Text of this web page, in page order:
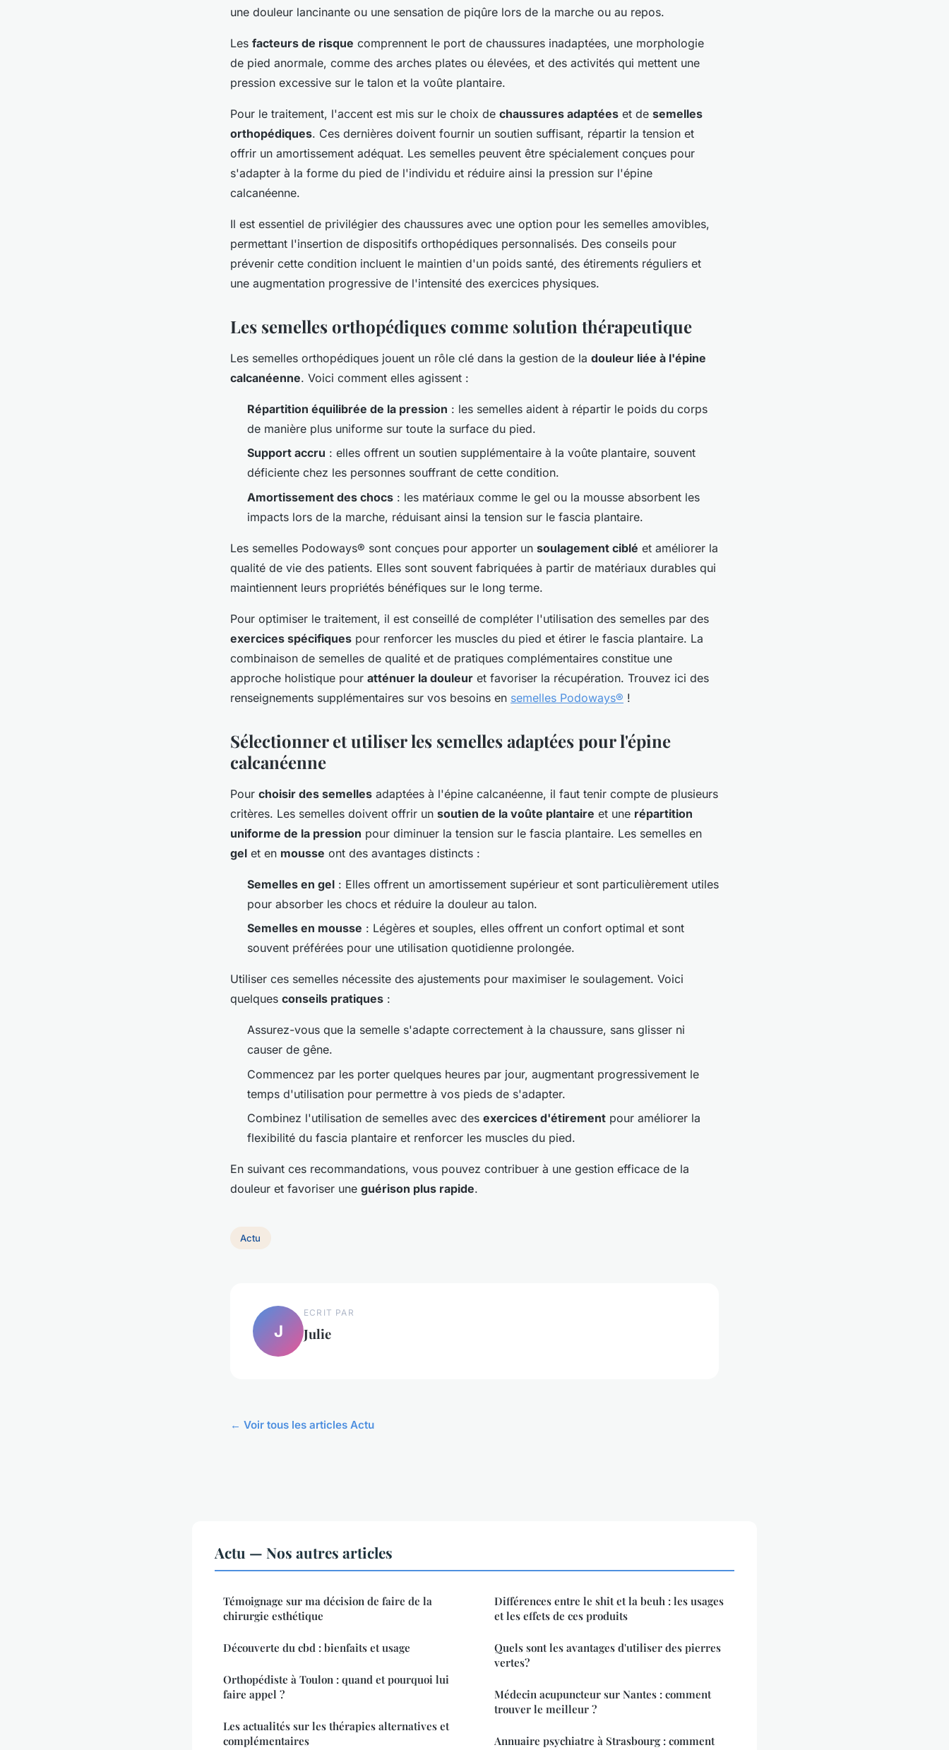
une douleur lancinante ou une sensation de piqûre lors de la marche ou au repos.
Les facteurs de risque comprennent le port de chaussures inadaptées, une morphologie
de pied anormale, comme des arches plates ou élevées, et des activités qui mettent une
pression excessive sur le talon et la voûte plantaire.
Pour le traitement, l'accent est mis sur le choix de chaussures adaptées et de semelles
orthopédiques. Ces dernières doivent fournir un soutien suffisant, répartir la tension et
offrir un amortissement adéquat. Les semelles peuvent être spécialement conçues pour
s'adapter à la forme du pied de l'individu et réduire ainsi la pression sur l'épine
calcanéenne.
Il est essentiel de privilégier des chaussures avec une option pour les semelles amovibles,
permettant l'insertion de dispositifs orthopédiques personnalisés. Des conseils pour
prévenir cette condition incluent le maintien d'un poids santé, des étirements réguliers et
une augmentation progressive de l'intensité des exercices physiques.
Les semelles orthopédiques comme solution thérapeutique
Les semelles orthopédiques jouent un rôle clé dans la gestion de la douleur liée à l'épine
calcanéenne. Voici comment elles agissent :
Répartition équilibrée de la pression : les semelles aident à répartir le poids du corps
de manière plus uniforme sur toute la surface du pied.
Support accru : elles offrent un soutien supplémentaire à la voûte plantaire, souvent
déficiente chez les personnes souffrant de cette condition.
Amortissement des chocs : les matériaux comme le gel ou la mousse absorbent les
impacts lors de la marche, réduisant ainsi la tension sur le fascia plantaire.
Les semelles Podoways® sont conçues pour apporter un soulagement ciblé et améliorer la
qualité de vie des patients. Elles sont souvent fabriquées à partir de matériaux durables qui
maintiennent leurs propriétés bénéfiques sur le long terme.
Pour optimiser le traitement, il est conseillé de compléter l'utilisation des semelles par des
exercices spécifiques pour renforcer les muscles du pied et étirer le fascia plantaire. La
combinaison de semelles de qualité et de pratiques complémentaires constitue une
approche holistique pour atténuer la douleur et favoriser la récupération. Trouvez ici des
renseignements supplémentaires sur vos besoins en semelles Podoways® !
Sélectionner et utiliser les semelles adaptées pour l'épine
calcanéenne
Pour choisir des semelles adaptées à l'épine calcanéenne, il faut tenir compte de plusieurs
critères. Les semelles doivent offrir un soutien de la voûte plantaire et une répartition
uniforme de la pression pour diminuer la tension sur le fascia plantaire. Les semelles en
gel et en mousse ont des avantages distincts :
Semelles en gel : Elles offrent un amortissement supérieur et sont particulièrement utiles
pour absorber les chocs et réduire la douleur au talon.
Semelles en mousse : Légères et souples, elles offrent un confort optimal et sont
souvent préférées pour une utilisation quotidienne prolongée.
Utiliser ces semelles nécessite des ajustements pour maximiser le soulagement. Voici
quelques conseils pratiques :
Assurez-vous que la semelle s'adapte correctement à la chaussure, sans glisser ni
causer de gêne.
Commencez par les porter quelques heures par jour, augmentant progressivement le
temps d'utilisation pour permettre à vos pieds de s'adapter.
Combinez l'utilisation de semelles avec des exercices d'étirement pour améliorer la
flexibilité du fascia plantaire et renforcer les muscles du pied.
En suivant ces recommandations, vous pouvez contribuer à une gestion efficace de la
douleur et favoriser une guérison plus rapide.
Actu
J
ECRIT PAR
Julie
← Voir tous les articles Actu
Actu — Nos autres articles
Témoignage sur ma décision de faire de la
chirurgie esthétique
Découverte du cbd : bienfaits et usage
Orthopédiste à Toulon : quand et pourquoi lui
faire appel ?
Les actualités sur les thérapies alternatives et
complémentaires
Différences entre le shit et la beuh : les usages
et les effets de ces produits
Quels sont les avantages d'utiliser des pierres
vertes?
Médecin acupuncteur sur Nantes : comment
trouver le meilleur ?
Annuaire psychiatre à Strasbourg : comment